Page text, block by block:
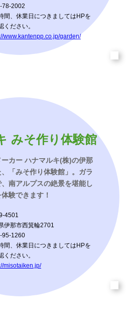
78-2002
間、休業日につきましてはHPを
ください。
www.kantenpp.co.jp/garden/
みそ作り体験館
カー ハナマルキ(株)の伊那
「みそ作り体験館」。ガラ
南アルプスの絶景を堪能し
験できます！
4501
伊那市西箕輪2701
95-1260
間、休業日につきましてはHPを
ください。
misotaiken.jp/